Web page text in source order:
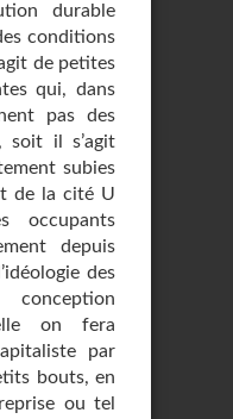
durable
conditions
de petites
qui, dans
pas des
soit il s’agit
subies
de la cité U
occupants
depuis
des
on fera
par
bouts, en
ou tel